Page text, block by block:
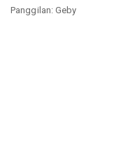
Panggilan: Geby